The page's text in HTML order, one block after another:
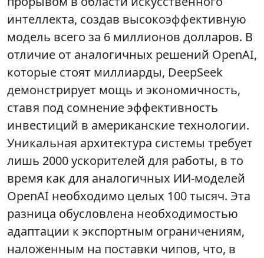
интеллекта, создав высокоэффективную
модель всего за 6 миллионов долларов. В
отличие от аналогичных решений OpenAI,
которые стоят миллиарды, DeepSeek
демонстрирует мощь и экономичность,
ставя под сомнение эффективность
инвестиций в американские технологии.
Уникальная архитектура системы требует
лишь 2000 ускорителей для работы, в то
время как для аналогичных ИИ-моделей
OpenAI необходимо целых 100 тысяч. Эта
разница обусловлена необходимостью
адаптации к экспортным ограничениям,
наложенным на поставки чипов, что, в